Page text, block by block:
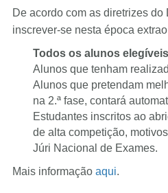
De acordo com as diretrizes
inscrever-se nesta época
Todos os alunos
Alunos que tenham
Alunos que pretendam
na 2.ª fase, contará
Estudantes inscritos ao
de alta competição,
Júri Nacional de Exames.
Mais informação aqui.